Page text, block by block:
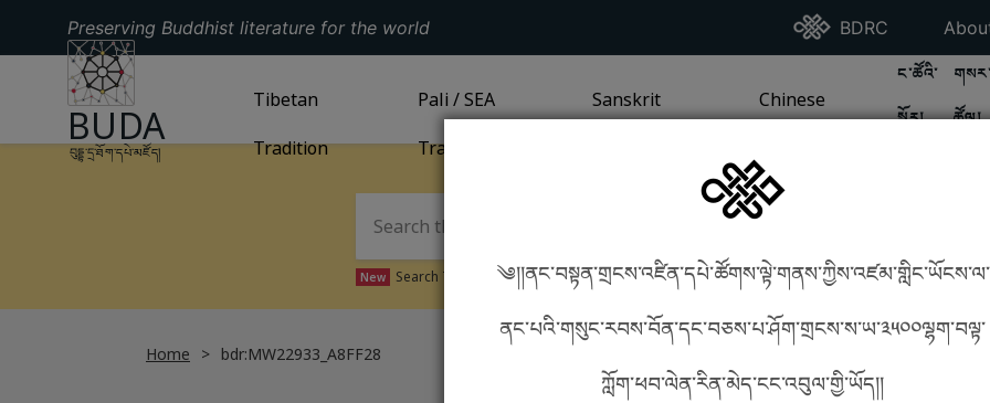
Preserving Buddhist literature for the world Go To BDRC
BDRC Go
GO TO HOMEPAGE
BUDA
བུདྡྷ་དྲ་ཐོག་དཔེ་མཛོད།
GO TOTIBETAN TRADITIONPAGE
Tibetan
Tradition
GO TOPALI / SEA TRADITIONPAGE
Pali / SEA
Tradition
GO TOSANSKRIT TRADITION
Sanskrit
GO TOCHINESE TRADITION
Chinese
GO TO
ང་ཚོའི་
སྐོར།
GO
ཚོལ།
༄།།ནང་བསྟན་གྲངས་འཛིན་དཔེ་ཚོགས་ལྟེ་གནས་ཀྱིས་འཛམ་གླིང་ཡོངས་ལ་
ནང་པའི་གསུང་རབས་བོན་དང་བཅས་པ་ཤོག་གྲངས་ས་ཡ་༣༥༠༠ལྷག་བལྟ་
ཀློག་ཕབ་ལེན་རིན་མེད་ངང་འབུལ་གྱི་ཡོད།།
New Search Tibetan in phonetics! How to find things?
Home bdr:MW22933_A8FF28